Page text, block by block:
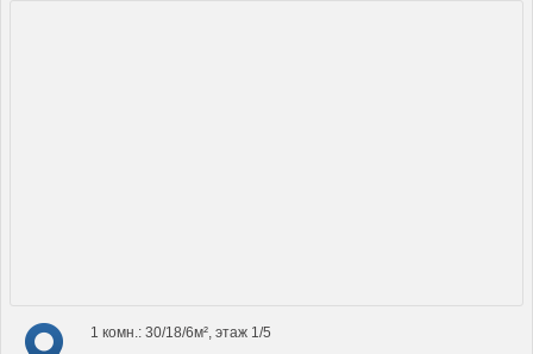
1 комн.: 30/18/6м², этаж 1/5